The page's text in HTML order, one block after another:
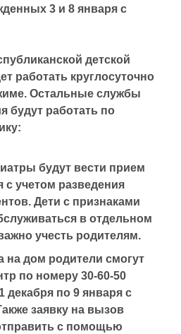
3 и 8 января с
детской
работать круглосуточно
Остальные службы
будут работать по
будут вести прием
с учетом разведения
Дети с признаками
в отдельном
учесть родителям.
на дом родители смогут
по номеру 30-60-50
декабря по 9 января с
заявку на вызов
с помощью